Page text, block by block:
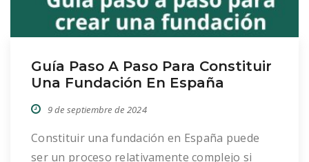
Guía Paso A Paso Para Constituir
Una Fundación En España
9 de septiembre de 2024
Constituir una fundación en España puede
ser un proceso relativamente complejo si